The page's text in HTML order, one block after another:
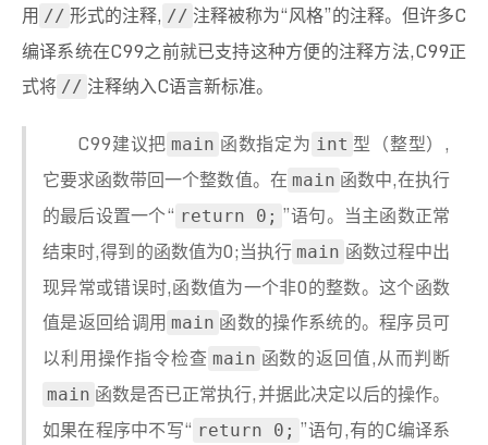
用 // 形式的注释, // 注释被称为“风格”的注释。但许多C
编译系统在C99之前就已支持这种方便的注释方法,C99正
式将 // 注释纳入C语言新标准。
C99建议把 main 函数指定为 int 型（整型）,
它要求函数带回一个整数值。在 main 函数中,在执行
的最后设置一个“ return 0; ”语句。当主函数正常
结束时,得到的函数值为0;当执行 main 函数过程中出
现异常或错误时,函数值为一个非0的整数。这个函数
值是返回给调用 main 函数的操作系统的。程序员可
以利用操作指令检查 main 函数的返回值,从而判断
main 函数是否已正常执行,并据此决定以后的操作。
如果在程序中不写“ return 0; ”语句,有的C编译系